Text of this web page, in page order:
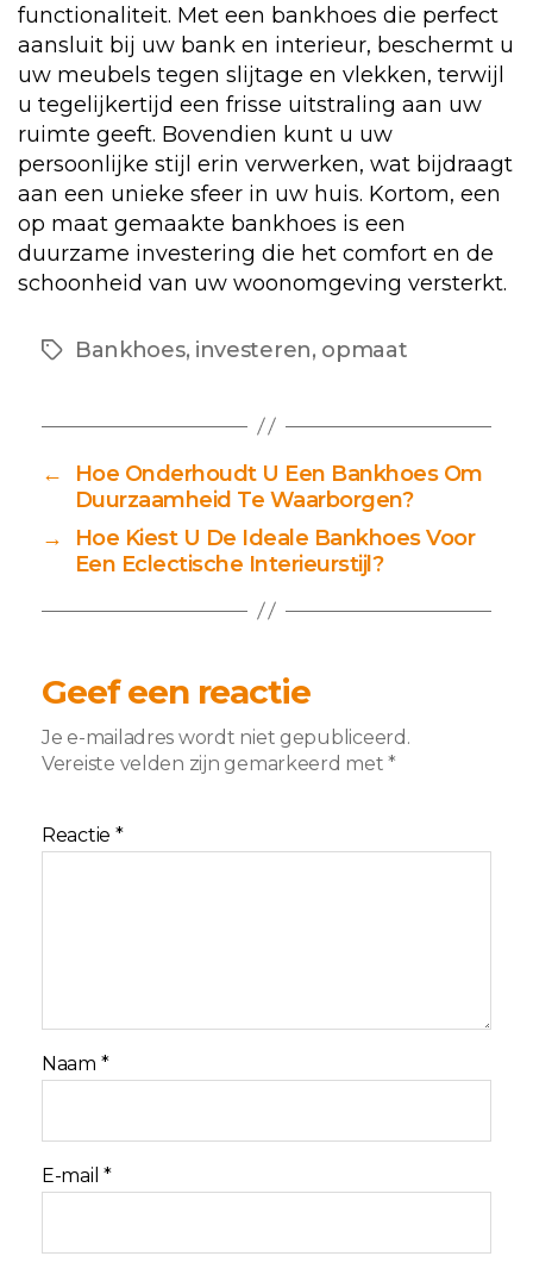
functionaliteit. Met een bankhoes die perfect
aansluit bij uw bank en interieur, beschermt u
uw meubels tegen slijtage en vlekken, terwijl
u tegelijkertijd een frisse uitstraling aan uw
ruimte geeft. Bovendien kunt u uw
persoonlijke stijl erin verwerken, wat bijdraagt
aan een unieke sfeer in uw huis. Kortom, een
op maat gemaakte bankhoes is een
duurzame investering die het comfort en de
schoonheid van uw woonomgeving versterkt.
TagsBankhoes, investeren, opmaat
←
Hoe Onderhoudt U Een Bankhoes Om
Duurzaamheid Te Waarborgen?
→
Hoe Kiest U De Ideale Bankhoes Voor
Een Eclectische Interieurstijl?
Geef een reactie
Je e-mailadres wordt niet gepubliceerd.
Vereiste velden zijn gemarkeerd met*
Reactie *
Naam *
E-mail*